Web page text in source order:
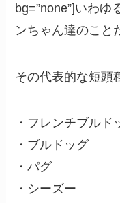
bg=”none”]いわゆ
ンちゃん達のこと
その代表的な短頭
・フレンチブルド
・ブルドッグ
・パグ
・シーズー